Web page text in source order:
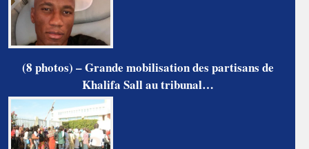
(8 photos) – Grande mobilisation des partisans de
Khalifa Sall au tribunal…